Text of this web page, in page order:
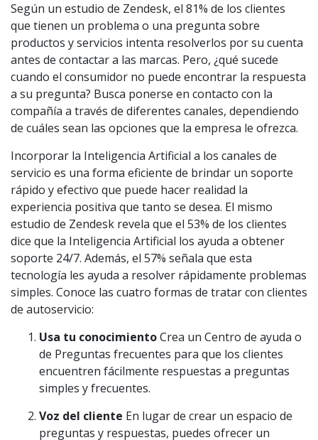
Según un estudio de Zendesk, el 81% de los clientes
que tienen un problema o una pregunta sobre
productos y servicios intenta resolverlos por su cuenta
antes de contactar a las marcas. Pero, ¿qué sucede
cuando el consumidor no puede encontrar la respuesta
a su pregunta? Busca ponerse en contacto con la
compañía a través de diferentes canales, dependiendo
de cuáles sean las opciones que la empresa le ofrezca.
Incorporar la Inteligencia Artificial a los canales de
servicio es una forma eficiente de brindar un soporte
rápido y efectivo que puede hacer realidad la
experiencia positiva que tanto se desea. El mismo
estudio de Zendesk revela que el 53% de los clientes
dice que la Inteligencia Artificial los ayuda a obtener
soporte 24/7. Además, el 57% señala que esta
tecnología les ayuda a resolver rápidamente problemas
simples. Conoce las cuatro formas de tratar con clientes
de autoservicio:
Usa tu conocimientoCrea un Centro de ayuda o
de Preguntas frecuentes para que los clientes
encuentren fácilmente respuestas a preguntas
simples y frecuentes.
Voz del cliente En lugar de crear un espacio de
preguntas y respuestas, puedes ofrecer un